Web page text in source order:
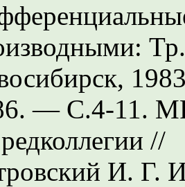
— С.4-11.
//
И. Г.